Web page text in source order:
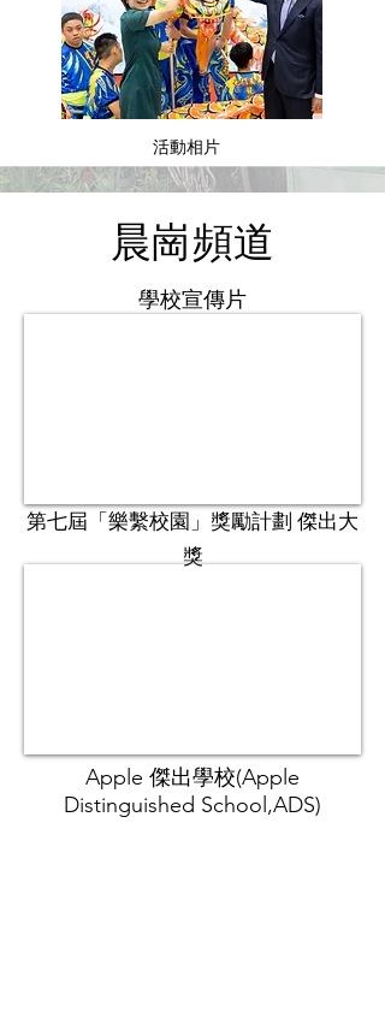
活動相片
​晨崗頻道
學校宣傳片
第七屆「樂繫校園」獎勵計劃 傑出大
獎
Apple 傑出學校(Apple
Distinguished School,ADS)